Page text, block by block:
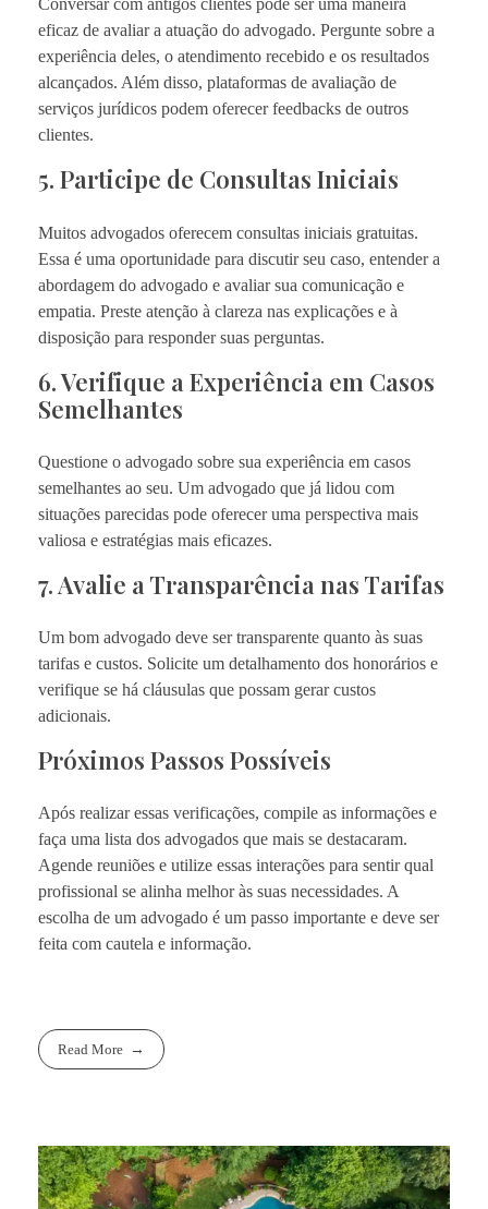
Conversar com antigos clientes pode ser uma maneira
eficaz de avaliar a atuação do advogado. Pergunte sobre a
experiência deles, o atendimento recebido e os resultados
alcançados. Além disso, plataformas de avaliação de
serviços jurídicos podem oferecer feedbacks de outros
clientes.
5. Participe de Consultas Iniciais
Muitos advogados oferecem consultas iniciais gratuitas.
Essa é uma oportunidade para discutir seu caso, entender a
abordagem do advogado e avaliar sua comunicação e
empatia. Preste atenção à clareza nas explicações e à
disposição para responder suas perguntas.
6. Verifique a Experiência em Casos
Semelhantes
Questione o advogado sobre sua experiência em casos
semelhantes ao seu. Um advogado que já lidou com
situações parecidas pode oferecer uma perspectiva mais
valiosa e estratégias mais eficazes.
7. Avalie a Transparência nas Tarifas
Um bom advogado deve ser transparente quanto às suas
tarifas e custos. Solicite um detalhamento dos honorários e
verifique se há cláusulas que possam gerar custos
adicionais.
Próximos Passos Possíveis
Após realizar essas verificações, compile as informações e
faça uma lista dos advogados que mais se destacaram.
Agende reuniões e utilize essas interações para sentir qual
profissional se alinha melhor às suas necessidades. A
escolha de um advogado é um passo importante e deve ser
feita com cautela e informação.
Read More